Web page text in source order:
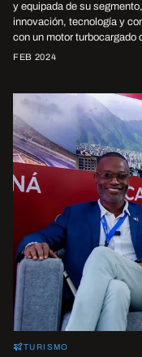
y equipada de su
innovación, tecnología y
con un motor
FEB 2024
TURISMO